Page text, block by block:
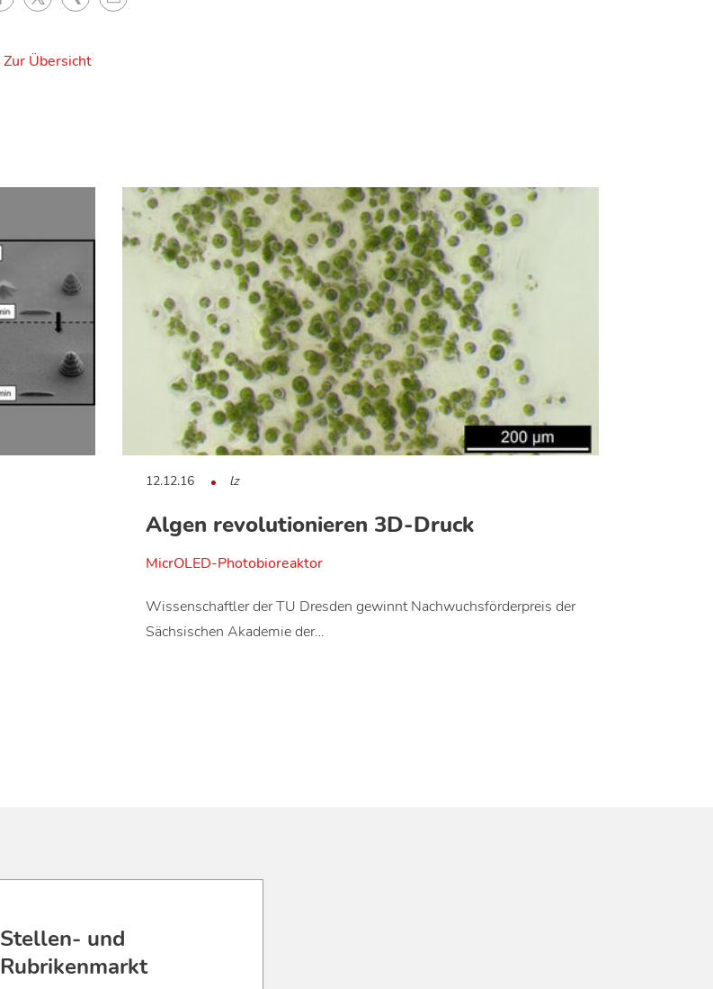
Zur Übersicht
12.12.16 lz
Algen revolutionieren 3D-Druck
MicrOLED-Photobioreaktor
Wissenschaftler der TU Dresden gewinnt Nachwuchsförderpreis der
Sächsischen Akademie der…
Stellen- und
Rubrikenmarkt